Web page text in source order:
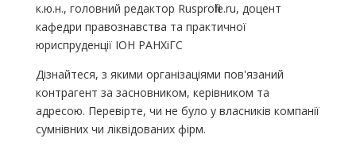
к.ю.н., головний редактор Rusprofile.ru, доцент
кафедри правознавства та практичної
юриспруденції ІОН РАНХіГС
Дізнайтеся, з якими організаціями пов'язаний
контрагент за засновником, керівником та
адресою. Перевірте, чи не було у власників компанії
сумнівних чи ліквідованих фірм.